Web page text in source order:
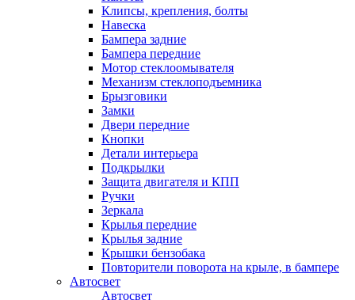
Клипсы, крепления, болты
Навеска
Бампера задние
Бампера передние
Мотор стеклоомывателя
Механизм стеклоподъемника
Брызговики
Замки
Двери передние
Кнопки
Детали интерьера
Подкрылки
Защита двигателя и КПП
Ручки
Зеркала
Крылья передние
Крылья задние
Крышки бензобака
Повторители поворота на крыле, в бампере
Автосвет
Автосвет